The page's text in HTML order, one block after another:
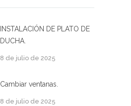
INSTALACIÓN DE PLATO DE
DUCHA.
8 de julio de 2025
Cambiar ventanas.
8 de julio de 2025